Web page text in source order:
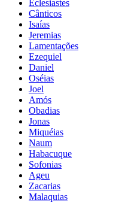
Eclesiastes
Cânticos
Isaías
Jeremias
Lamentações
Ezequiel
Daniel
Oséias
Joel
Amós
Obadias
Jonas
Miquéias
Naum
Habacuque
Sofonias
Ageu
Zacarias
Malaquias